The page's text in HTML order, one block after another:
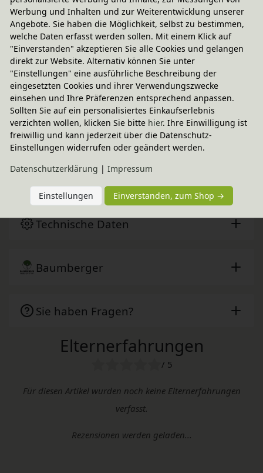
Fairer Paketversand
34,95 € innerhalb ...
Lieferbar in 2 - 4 Wochen
weitere Informationen
Technische Daten
Baumberger
Sie haben Fragen?
Elternerfahrungen
/ 5
Für diesen Artikel wurden noch keine Elternerfahrungen
verfasst.
Rezensionen werden geladen...
Werbung und Inhalten und zur Weiterentwicklung unserer
Angebote. Sie haben die Möglichkeit, selbst zu bestimmen,
welche Daten erfasst werden sollen. Mit einem Klick auf
"Einverstanden" akzeptieren Sie alle Cookies und gelangen
direkt zur Website. Alternativ können Sie unter
"Einstellungen" eine ausführliche Beschreibung der
eingesetzten Cookies und ihrer Verwendungszwecke
einsehen und Ihre Präferenzen entsprechend anpassen.
Sollten Sie auf ein personalisiertes Einkaufserlebnis
verzichten wollen, klicken Sie bitte hier. Ihre Einwilligung ist
freiwillig und kann jederzeit über die Datenschutz-
Einstellungen widerrufen oder geändert werden.
Daten­schutz­erklärung | Impressum
Einstellungen Einverstanden, zum Shop →